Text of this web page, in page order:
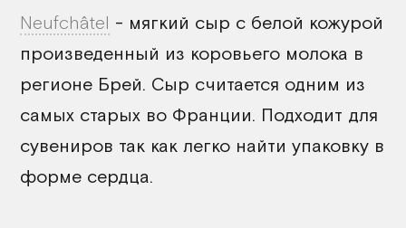
Neufchâtel - мягкий сыр с белой кожурой
произведенный из коровьего молока в
регионе Брей. Сыр считается одним из
самых старых во Франции. Подходит для
сувениров так как легко найти упаковку в
форме сердца.